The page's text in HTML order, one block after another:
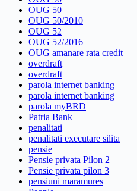
OUG 50
OUG 50/2010
OUG 52
OUG 52/2016
OUG amanare rata credit
overdraft
overdraft
parola internet banking
parola internet banking
parola myBRD
Patria Bank
penalitati
penalitati executare silita
pensie
Pensie privata Pilon 2
Pensie privata pilon 3
pensiuni maramures